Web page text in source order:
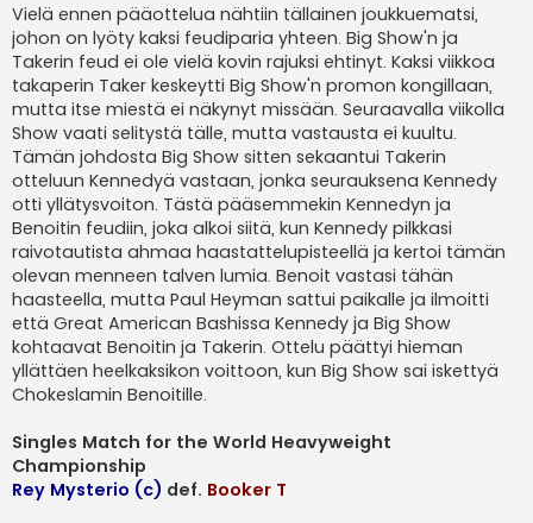
Vielä ennen pääottelua nähtiin tällainen joukkuematsi,
johon on lyöty kaksi feudiparia yhteen. Big Show'n ja
Takerin feud ei ole vielä kovin rajuksi ehtinyt. Kaksi viikkoa
takaperin Taker keskeytti Big Show'n promon kongillaan,
mutta itse miestä ei näkynyt missään. Seuraavalla viikolla
Show vaati selitystä tälle, mutta vastausta ei kuultu.
Tämän johdosta Big Show sitten sekaantui Takerin
otteluun Kennedyä vastaan, jonka seurauksena Kennedy
otti yllätysvoiton. Tästä pääsemmekin Kennedyn ja
Benoitin feudiin, joka alkoi siitä, kun Kennedy pilkkasi
raivotautista ahmaa haastattelupisteellä ja kertoi tämän
olevan menneen talven lumia. Benoit vastasi tähän
haasteella, mutta Paul Heyman sattui paikalle ja ilmoitti
että Great American Bashissa Kennedy ja Big Show
kohtaavat Benoitin ja Takerin. Ottelu päättyi hieman
yllättäen heelkaksikon voittoon, kun Big Show sai iskettyä
Chokeslamin Benoitille.
Singles Match for the World Heavyweight
Championship
Rey Mysterio (c) def. Booker T